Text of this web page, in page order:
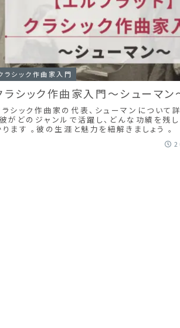
ラシック作曲家入門
ラシック作曲家入門～シューマン
ラシック作曲家の代表、シューマンについて
彼がどのジャンルで活躍し、どんな功績を残
ます 。彼の生涯と魅力を紐解きましょう 。